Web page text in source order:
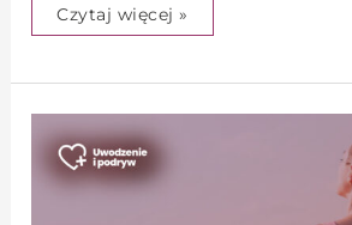
Czytaj więcej »
Jak
wybierać
kobiety
do
związku